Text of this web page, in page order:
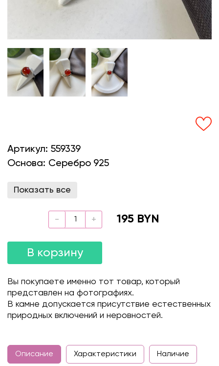
Артикул: 559339
Основа: Серебро 925
Показать все
195 BYN
В корзину
Вы покупаете именно тот товар, который
представлен на фотографиях.
В камне допускается присутствие естественных
природных включений и неровностей.
Описание Характеристики Наличие